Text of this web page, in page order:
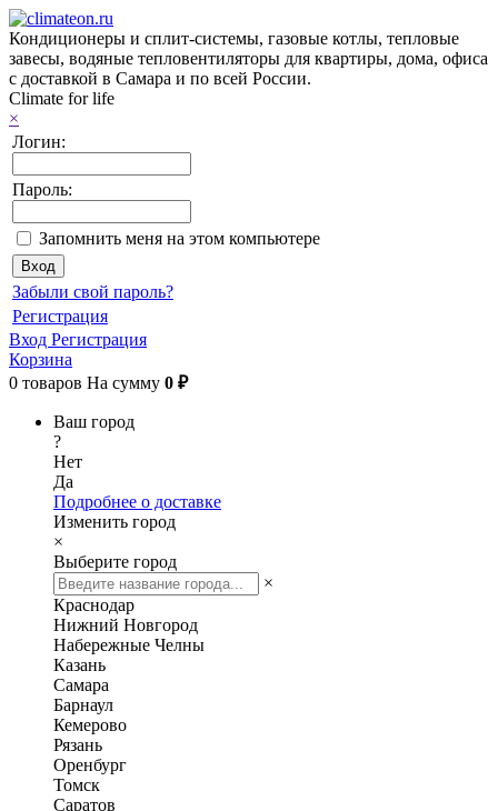
Кондиционеры и сплит-системы, газовые котлы, тепловые
завесы, водяные тепловентиляторы для квартиры, дома, офиса
с доставкой в Самара и по всей России.
Climate for life
×
Логин:
Пароль:
Запомнить меня на этом компьютере
Забыли свой пароль?
Регистрация
Вход Регистрация
Корзина
0 товаров На сумму 0 ₽
Ваш город
?
Нет
Да
Подробнее о доставке
Изменить город
×
Выберите город
×
Краснодар
Нижний Новгород
Набережные Челны
Казань
Самара
Барнаул
Кемерово
Рязань
Оренбург
Томск
Саратов